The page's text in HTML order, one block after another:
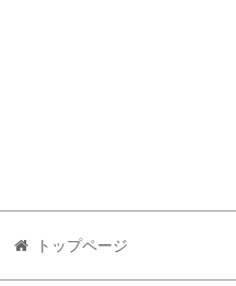
トップページ